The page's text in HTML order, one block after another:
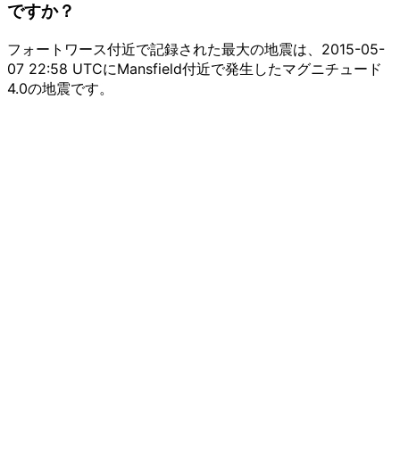
ですか？
フォートワース付近で記録された最大の地震は、2015-05-
07 22:58 UTCにMansfield付近で発生したマグニチュード
4.0の地震です。